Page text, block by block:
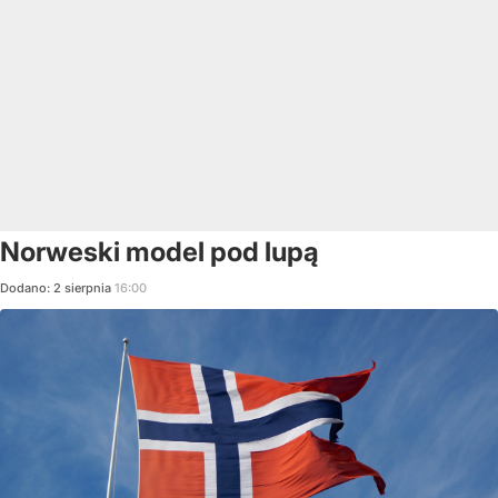
Norweski model pod lupą
Dodano: 2 sierpnia 16:00